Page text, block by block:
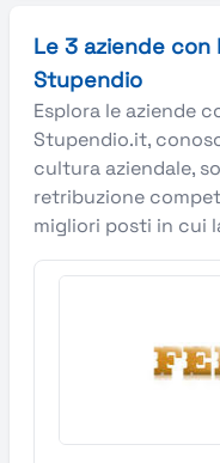
Le 3 aziende con
Stupendio
Esplora le aziende
Stupendio.it,
cultura aziendale,
retribuzione
migliori posti in cui